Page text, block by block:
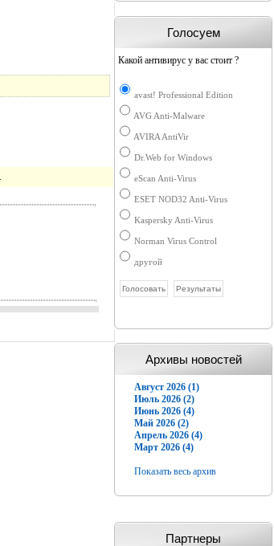
Голосуем
Какой антивирус у вас стоит ?
avast! Professional Edition
AVG Anti-Malware
AVIRA AntiVir
Dr.Web for Windows
eScan Anti-Virus
ESET NOD32 Anti-Virus
Kaspersky Anti-Virus
Norman Virus Control
другой
Архивы новостей
Август 2026 (1)
Июль 2026 (2)
Июнь 2026 (4)
Май 2026 (2)
Апрель 2026 (4)
Март 2026 (4)
Показать весь архив
Партнеры